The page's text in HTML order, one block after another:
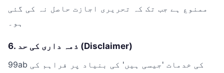
ممنوع ہے جب تک کہ تحریری اجازت حاصل نہ کی گئی
ہو۔
6. ذمہ داری کی حد (Disclaimer)
99ab کی خدمات 'جیسی ہیں' کی بنیاد پر فراہم کی